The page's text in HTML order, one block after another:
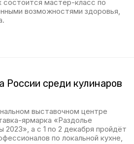
состоится мастер-класс по
возможностями здоровья,
среди кулинаров
выставочном центре
ярмарка «Раздолье
а с 1 по 2 декабря пройдёт
по локальной кухне,